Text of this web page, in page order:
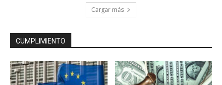
Cargar más
CUMPLIMIENTO